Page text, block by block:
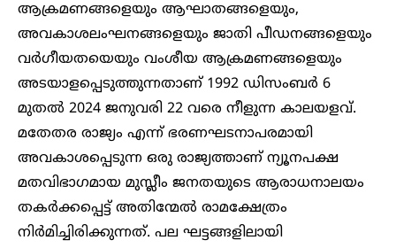
ആക്രമണങ്ങളെയും ആഘാതങ്ങളെയും,
അവകാശലംഘനങ്ങളെയും ജാതി പീഡനങ്ങളെയും
വർഗീയതയെയും വംശീയ ആക്രമണങ്ങളെയും
അടയാളപ്പെടുത്തുന്നതാണ് 1992 ഡിസംബർ 6
മുതൽ 2024 ജനുവരി 22 വരെ നീളുന്ന കാലയളവ്.
മതേതര രാജ്യം എന്ന് ഭരണഘടനാപരമായി
അവകാശപ്പെടുന്ന ഒരു രാജ്യത്താണ് ന്യൂനപക്ഷ
മതവിഭാഗമായ മുസ്ലീം ജനതയുടെ ആരാധനാലയം
തകർക്കപ്പെട്ട് അതിന്മേൽ രാമക്ഷേത്രം
നിർമിച്ചിരിക്കുന്നത്. പല ഘട്ടങ്ങളിലായി